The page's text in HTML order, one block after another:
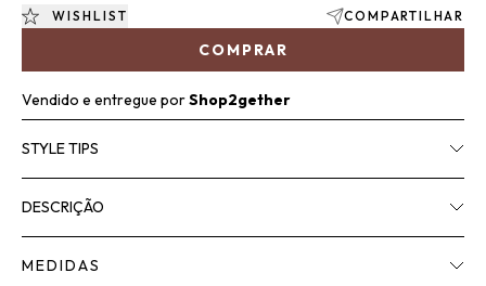
COMPRAR
WISHLIST COMPARTILHAR
Vendido e entregue porShop2gether
STYLE TIPS
DESCRIÇÃO
MEDIDAS